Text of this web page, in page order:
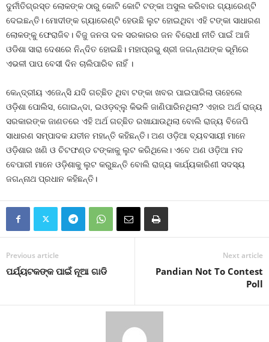
ଦୁର୍ନୀତିଗ୍ରସ୍ତ ଲୋକଙ୍କ ଠାରୁ କୋଟି କୋଟି ଟଙ୍କା ଅସୁଲ କରିବାର ଗ୍ୟାରେଣ୍ଟି
ଦେଇଛନ୍ତି। ମୋଦୀଙ୍କ ଗ୍ୟାରେଣ୍ଟି ହେଉଛି ଲୁଟ ହୋଇଥିବା ଏହି ଟଙ୍କା ସାଧାରଣ
ଲୋକଙ୍କୁ ଫେରାଜିବ। ବିଜୁ ଜନତା ଦଳ ସରକାରର ଜନ ବିରୋଧୀ ନୀତି ପାଇଁ ଆଜି
ଓଡିଶା ସାରା ଦେଶରେ ନିନ୍ଦିତ ହୋଇଛି। ମହାପ୍ରଭୁ ଶ୍ରୀ ଜଗନ୍ନାଥଙ୍କ ଭୂମିରେ
ଏଭଳୀ ପାପ ବେସୀ ଦିନ ଚାଲିପାରିବ ନାହିଁ ।
କେନ୍ଦ୍ରୀୟ ଏଜେନ୍ସି ଯଦି ଗଚ୍ଛିତ ଥିବା ଟଙ୍କା ଖବର ପାଇପାରିଲା ତାହେଲେ
ଓଡ଼ିଶା ପୋଲିସ, ଗୋଇନ୍ଦା, ଇଓଡ଼ବ୍ଲୁ କିଭଳି ଜାଣିପାରିନଥିଲା? ଏହାର ଅର୍ଥ ରାଜ୍ୟ
ସରକାରଙ୍କ ଜାଣତରେ ଏହି ଅର୍ଥ ଗଚ୍ଛିତ ରଖାଯାଉଥିଲା ବୋଲି ରାଜ୍ୟ ବିଜେପି
ସାଧାରଣ ସମ୍ପାଦକ ଯତୀନ ମହାନ୍ତି କହିଛନ୍ତି। ଅଣ ଓଡ଼ିଆ ବ୍ୟବସାୟୀ ମାନେ
ଓଡ଼ିଶାର ଖଣି ଓ ଚିଟଫଣ୍ଡ ଟଙ୍କାକୁ ଲୁଟ କରିଥିଲେ। ଏବେ ଅଣ ଓଡ଼ିଆ ମଦ
ବେପାରୀ ମାନେ ଓଡ଼ିଶାକୁ ଲୁଟ କରୁଛନ୍ତି ବୋଲି ରାଜ୍ୟ କାର୍ଯ୍ୟକାରିଣୀ ସଦସ୍ୟ
ଜଗନ୍ନାଥ ପ୍ରଧାନ କହିଛନ୍ତି।
Previous article
ପର୍ଯ୍ୟଟକଙ୍କ ପାଇଁ ନୂଆ ଗାଡି
Next article
Pandian Not To Contest
Poll